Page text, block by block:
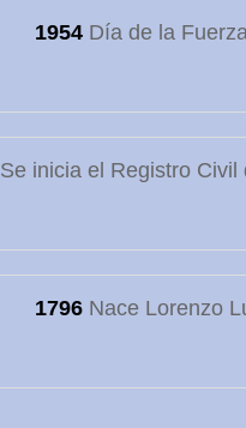
1954 Día de la
inicia el Registro Civil
1796Nace Lorenzo